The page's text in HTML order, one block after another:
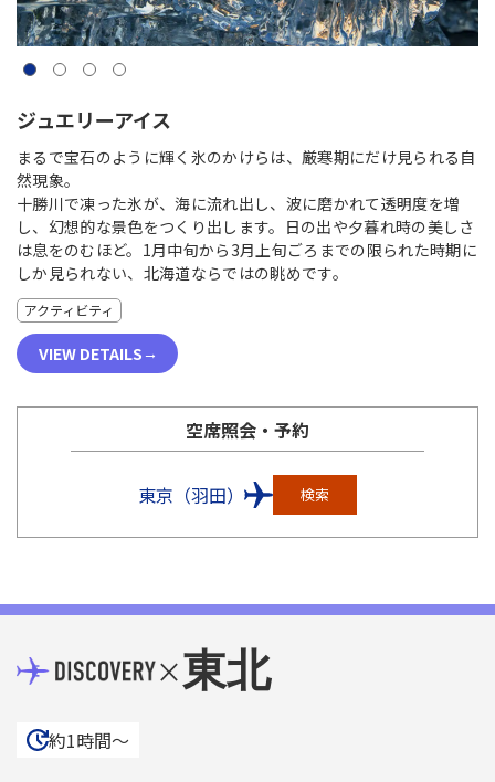
ジュエリーアイス
まるで宝石のように輝く氷のかけらは、厳寒期にだけ見られる自
然現象。
十勝川で凍った氷が、海に流れ出し、波に磨かれて透明度を増
し、幻想的な景色をつくり出します。日の出や夕暮れ時の美しさ
は息をのむほど。1月中旬から3月上旬ごろまでの限られた時期に
しか見られない、北海道ならではの眺めです。
アクティビティ
VIEW DETAILS
空席照会・予約
東京（羽田） 検索
×東北
約1時間〜